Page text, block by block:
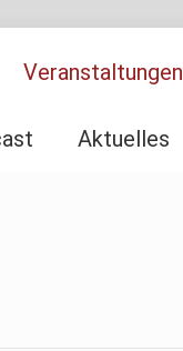
Veranstaltungen
Aktuelles